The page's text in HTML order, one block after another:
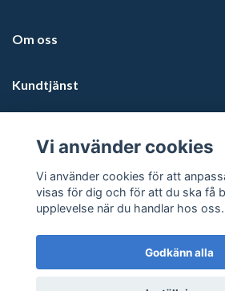
Om oss
Kundtjänst
Sociala medier
© 2026 Kalmars Travshop
Vi använder cookies
Vi använder cookies för att
visas för dig och för att du ska få
upplevelse när du handlar hos oss.
Godkänn alla